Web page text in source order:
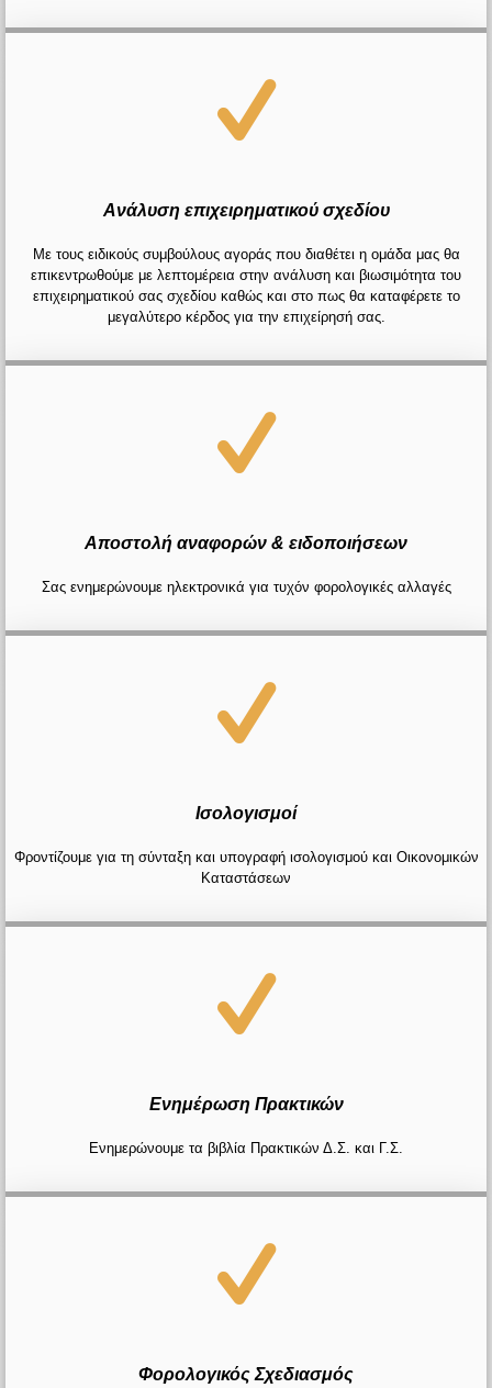
Ανάλυση επιχειρηματικού σχεδίου
Με τους ειδικούς συμβούλους αγοράς που διαθέτει η ομάδα μας θα
επικεντρωθούμε με λεπτομέρεια στην ανάλυση και βιωσιμότητα του
επιχειρηματικού σας σχεδίου καθώς και στο πως θα καταφέρετε το
μεγαλύτερο κέρδος για την επιχείρησή σας.
Αποστολή αναφορών & ειδοποιήσεων
Σας ενημερώνουμε ηλεκτρονικά για τυχόν φορολογικές αλλαγές
Ισολογισμοί
Φροντίζουμε για τη σύνταξη και υπογραφή ισολογισμού και Οικονομικών
Καταστάσεων
Ενημέρωση Πρακτικών
Ενημερώνουμε τα βιβλία Πρακτικών Δ.Σ. και Γ.Σ.
Φορολογικός Σχεδιασμός